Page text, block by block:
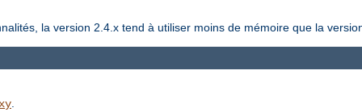
la version 2.4.x tend à utiliser moins de mémoire que la